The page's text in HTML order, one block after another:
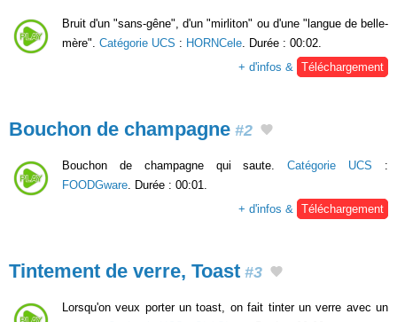
Bruit d'un "sans-gêne", d'un "mirliton" ou d'une "langue de belle-
mère". Catégorie UCS : HORNCele. Durée : 00:02.
+ d'infos & Téléchargement
Bouchon de champagne #2
Bouchon de champagne qui saute.Catégorie UCS :
FOODGware . Durée : 00:01.
+ d'infos &
Téléchargement
Tintement de verre, Toast #3
Lorsqu'on veux porter un toast, on fait tinter un verre avec un